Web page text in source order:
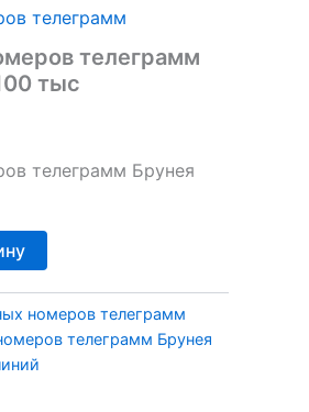
телеграмм
телеграмм
тыс
телеграмм Брунея
номеров телеграмм
телеграмм Брунея